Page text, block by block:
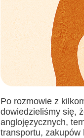
Po rozmowie z
dowiedzieliśmy się,
anglojęzycznych,
transportu, zakupów